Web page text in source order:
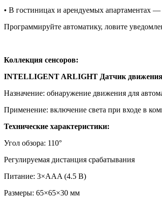
• В гостиницах и арендуемых апартаментах
Программируйте автоматику, ловите
Коллекция сенсоров:
INTELLIGENT ARLIGHT Датчик движения
Назначение: обнаружение движения для
Применение: включение света при входе в
Технические характеристики:
Угол обзора: 110°
Регулируемая дистанция срабатывания
Питание: 3×AAA (4.5 В)
Размеры: 65×65×30 мм